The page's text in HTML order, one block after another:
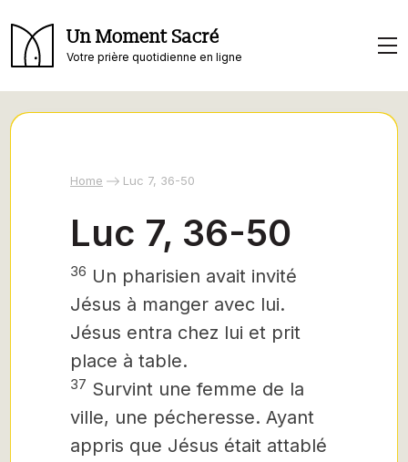
Un Moment Sacré
Votre prière quotidienne en ligne
Home Luc 7, 36-50
Luc 7, 36-50
36 Un pharisien avait invité
Jésus à manger avec lui.
Jésus entra chez lui et prit
place à table.
37 Survint une femme de la
ville, une pécheresse. Ayant
appris que Jésus était attablé